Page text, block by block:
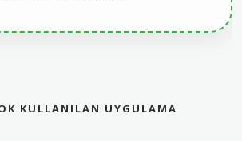
KULLANILAN UYGULAMA